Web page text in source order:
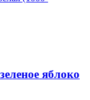
яблоко